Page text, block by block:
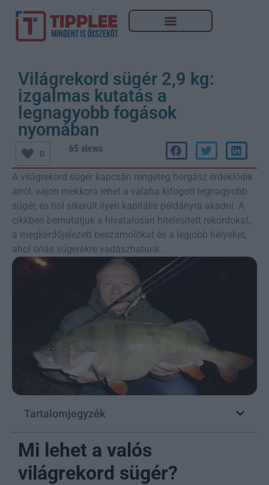
Világrekord sügér 2,9 kg:
izgalmas kutatás a
legnagyobb fogások
nyomában
0 65 views
A világrekord sügér kapcsán rengeteg horgász érdeklődik
arról, vajon mekkora lehet a valaha kifogott legnagyobb
sügér, és hol sikerült ilyen kapitális példányra akadni. A
cikkben bemutatjuk a hivatalosan hitelesített rekordokat,
a megkérdőjelezett beszámolókat és a legjobb helyeket,
ahol óriás sügerekre vadászhatunk.
Tartalomjegyzék
Mi lehet a valós
világrekord sügér?